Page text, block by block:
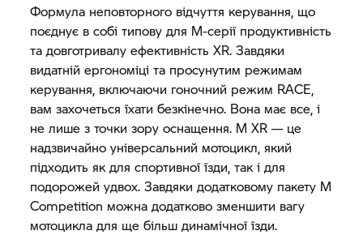
Формула неповторного відчуття керування, що
поєднує в собі типову для М-серії продуктивність
та довготривалу ефективність XR. Завдяки
видатній ергономіці та просунутим режимам
керування, включаючи гоночний режим RACE,
вам захочеться їхати безкінечно. Вона має все, і
не лише з точки зору оснащення. М XR — це
надзвичайно універсальний мотоцикл, який
підходить як для спортивної їзди, так і для
подорожей удвох. Завдяки додатковому пакету M
Competition можна додатково зменшити вагу
мотоцикла для ще більш динамічної їзди.